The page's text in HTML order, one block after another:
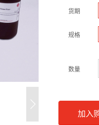
货期
规格
数量
加入